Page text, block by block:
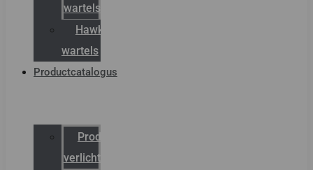
wartels
Hawke
wartels
Productcatalogus
Productcatalogus
verlichting